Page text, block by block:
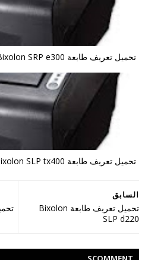
تحميل تعريف طابعة Bixolon SRP e300
تحميل تعريف طابعة Bixolon SLP tx400
السابق
تحميل تعريف طابعة Bixolon
SLP d220